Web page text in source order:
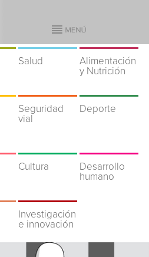
Salud
Alimentación
y Nutrición
Seguridad
vial
Deporte
Cultura
Desarrollo
humano
Investigación
e innovación